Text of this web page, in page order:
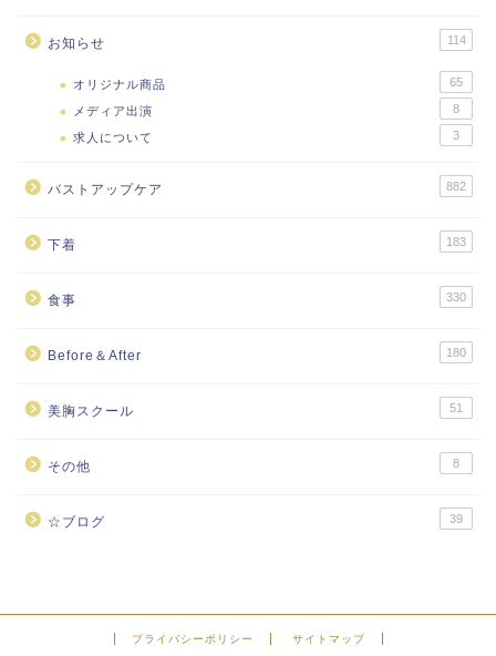
お知らせ 114
オリジナル商品 65
メディア出演 8
求人について 3
バストアップケア 882
下着 183
食事 330
Before＆After 180
美胸スクール 51
その他 8
☆ブログ 39
プライバシーポリシー サイトマップ